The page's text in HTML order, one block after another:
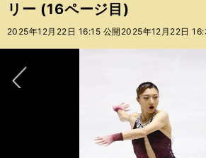
テ
ー
バ
リー (16ページ目)
2025年12月22日 16:15 公開 2025年12月22日